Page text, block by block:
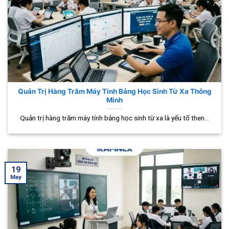
Quản Trị Hàng Trăm Máy Tính Bảng Học Sinh Từ Xa Thông
Minh
Quản trị hàng trăm máy tính bảng học sinh từ xa là yếu tố then...
19
May